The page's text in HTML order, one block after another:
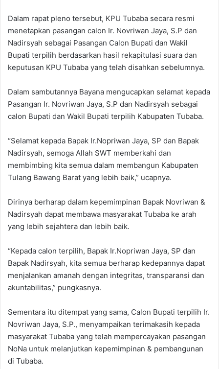
Dalam rapat pleno tersebut, KPU Tubaba secara resmi
menetapkan pasangan calon Ir. Novriwan Jaya, S.P dan
Nadirsyah sebagai Pasangan Calon Bupati dan Wakil
Bupati terpilih berdasarkan hasil rekapitulasi suara dan
keputusan KPU Tubaba yang telah disahkan sebelumnya.
Dalam sambutannya Bayana mengucapkan selamat kepada
Pasangan Ir. Novriwan Jaya, S.P dan Nadirsyah sebagai
calon Bupati dan Wakil Bupati terpilih Kabupaten Tubaba.
“Selamat kepada Bapak Ir.Nopriwan Jaya, SP dan Bapak
Nadirsyah, semoga Allah SWT memberkahi dan
membimbing kita semua dalam membangun Kabupaten
Tulang Bawang Barat yang lebih baik,” ucapnya.
Dirinya berharap dalam kepemimpinan Bapak Novriwan &
Nadirsyah dapat membawa masyarakat Tubaba ke arah
yang lebih sejahtera dan lebih baik.
“Kepada calon terpilih, Bapak Ir.Nopriwan Jaya, SP dan
Bapak Nadirsyah, kita semua berharap kedepannya dapat
menjalankan amanah dengan integritas, transparansi dan
akuntabilitas,” pungkasnya.
Sementara itu ditempat yang sama, Calon Bupati terpilih Ir.
Novriwan Jaya, S.P., menyampaikan terimakasih kepada
masyarakat Tubaba yang telah mempercayakan pasangan
NoNa untuk melanjutkan kepemimpinan & pembangunan
di Tubaba.